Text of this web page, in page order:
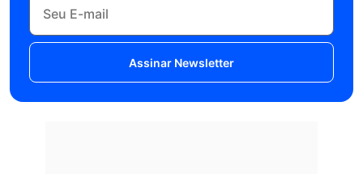
Assinar Newsletter